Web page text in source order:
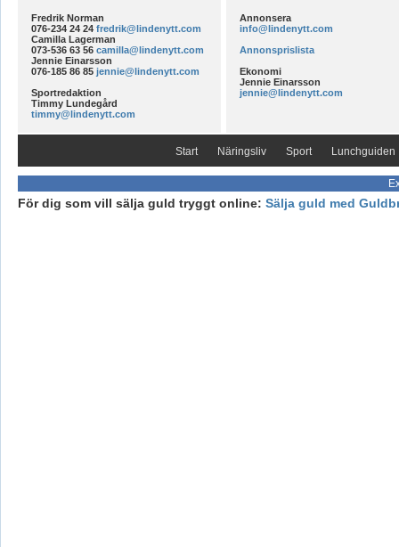
Fredrik Norman
076-234 24 24 fredrik@lindenytt.com
Camilla Lagerman
073-536 63 56 camilla@lindenytt.com
Jennie Einarsson
076-185 86 85 jennie@lindenytt.com
Sportredaktion
Timmy Lundegård
timmy@lindenytt.com
Annonsera
info@lindenytt.com
Annonsprislista
Ekonomi
Jennie Einarsson
jennie@lindenytt.com
Start Näringsliv Sport Lunchguiden
För dig som vill sälja guld tryggt online: Sälja guld med